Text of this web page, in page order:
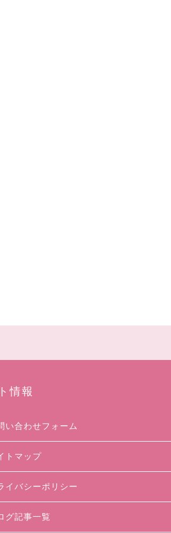
情報
い合わせフォーム
トマップ
イバシーポリシー
グ記事一覧